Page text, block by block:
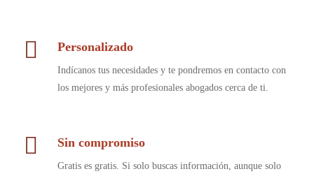
Personalizado
Indícanos tus necesidades y te pondremos en contacto con
los mejores y más profesionales abogados cerca de ti.
Sin compromiso
Gratis es gratis. Si solo buscas información, aunque solo